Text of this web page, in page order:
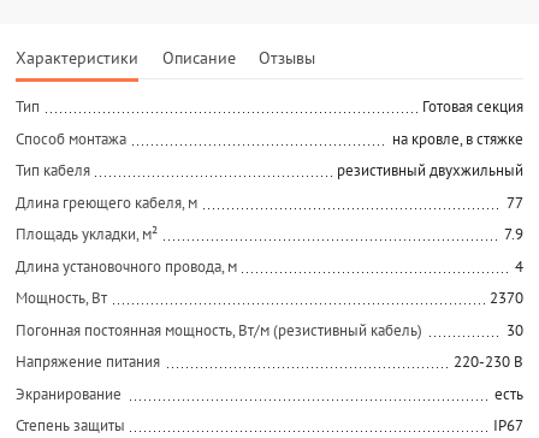
Характеристики Описание Отзывы
Тип
Готовая секция
Способ монтажа
на кровле, в стяжке
Тип кабеля
резистивный двухжильный
Длина греющего кабеля, м
77
Площадь укладки, м²
7.9
Длина установочного провода, м
4
Мощность, Вт
2370
Погонная постоянная мощность, Вт/м (резистивный кабель)
30
Напряжение питания
220-230 В
Экранирование
есть
Степень защиты
IP67